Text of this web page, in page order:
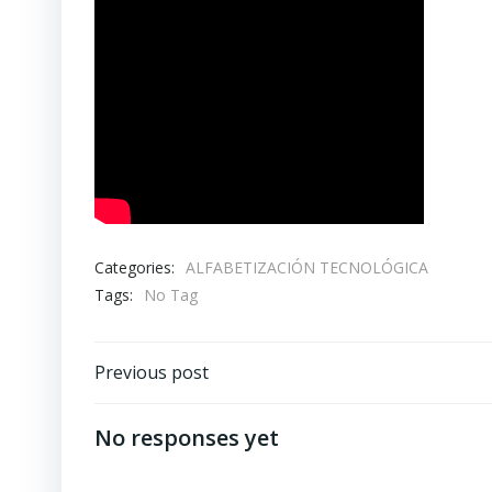
Categories: ALFABETIZACIÓN TECNOLÓGICA
Tags:
No Tag
Post
navigation
Previous post
No responses yet